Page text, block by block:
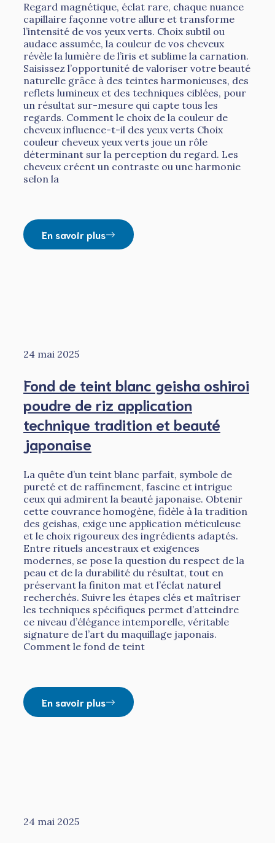
Regard magnétique, éclat rare, chaque nuance
capillaire façonne votre allure et transforme
l’intensité de vos yeux verts. Choix subtil ou
audace assumée, la couleur de vos cheveux
révèle la lumière de l’iris et sublime la carnation.
Saisissez l’opportunité de valoriser votre beauté
naturelle grâce à des teintes harmonieuses, des
reflets lumineux et des techniques ciblées, pour
un résultat sur-mesure qui capte tous les
regards. Comment le choix de la couleur de
cheveux influence-t-il des yeux verts Choix
couleur cheveux yeux verts joue un rôle
déterminant sur la perception du regard. Les
cheveux créent un contraste ou une harmonie
selon la
En savoir plus
24 mai 2025
Fond de teint blanc geisha oshiroi
poudre de riz application
technique tradition et beauté
japonaise
La quête d’un teint blanc parfait, symbole de
pureté et de raffinement, fascine et intrigue
ceux qui admirent la beauté japonaise. Obtenir
cette couvrance homogène, fidèle à la tradition
des geishas, exige une application méticuleuse
et le choix rigoureux des ingrédients adaptés.
Entre rituels ancestraux et exigences
modernes, se pose la question du respect de la
peau et de la durabilité du résultat, tout en
préservant la finiton mat et l’éclat naturel
recherchés. Suivre les étapes clés et maîtriser
les techniques spécifiques permet d’atteindre
ce niveau d’élégance intemporelle, véritable
signature de l’art du maquillage japonais.
Comment le fond de teint
En savoir plus
24 mai 2025